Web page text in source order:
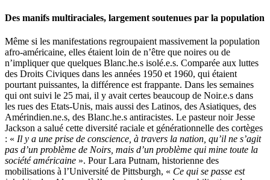
Des manifs multiraciales, largement soutenues par la population
Même si les manifestations regroupaient massivement la population
afro-américaine, elles étaient loin de n’être que noires ou de
n’impliquer que quelques Blanc.he.s isolé.e.s. Comparée aux luttes
des Droits Civiques dans les années 1950 et 1960, qui étaient
pourtant puissantes, la différence est frappante. Dans les semaines
qui ont suivi le 25 mai, il y avait certes beaucoup de Noir.e.s dans
les rues des Etats-Unis, mais aussi des Latinos, des Asiatiques, des
Amérindien.ne.s, des Blanc.he.s antiracistes. Le pasteur noir Jesse
Jackson a salué cette diversité raciale et générationnelle des cortèges
: « Il y a une prise de conscience, à travers la nation, qu’il ne s’agit
pas d’un problème de Noirs, mais d’un problème qui mine toute la
société américaine ». Pour Lara Putnam, historienne des
mobilisations à l’Université de Pittsburgh, « Ce qui se passe est